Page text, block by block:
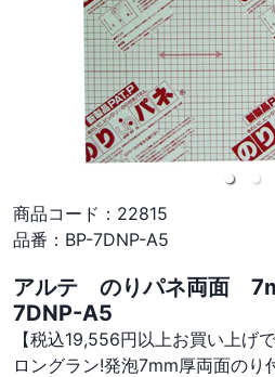
商品コード： 22815
品番： BP-7DNP-A5
アルテ のりパネ両面
7DNP-A5
【税込19,556円以上お買い上げ
ロングラン!発泡7mm厚両面のり